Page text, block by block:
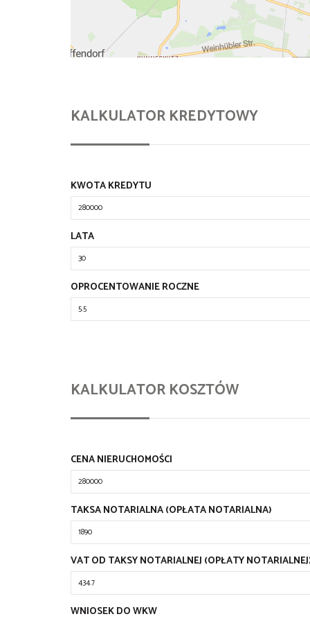
KALKULATOR KREDYTOWY
KWOTA KREDYTU
LATA
OPROCENTOWANIE ROCZNE
KALKULATOR KOSZTÓW
CENA NIERUCHOMOŚCI
TAKSA NOTARIALNA (OPŁATA NOTARIALNA)
VAT OD TAKSY NOTARIALNEJ (OPŁATY
WNIOSEK DO WKW